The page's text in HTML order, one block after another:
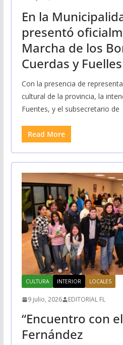
En la
presentó
Marcha de los
Cuerdas y
Con la presencia de
cultural de la provincia, la
Fuentes, y el subsecretario de
Read More
CULTURA INTERIOR LOCALES
9 julio, 2026 EDITORIAL FL
“Encuentro con
Fernández